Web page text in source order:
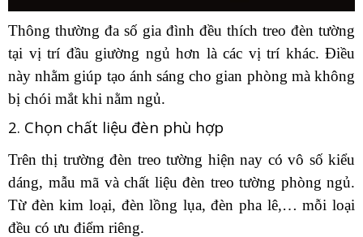
Thông thường đa số gia đình đều thích treo đèn tường
tại vị trí đầu giường ngủ hơn là các vị trí khác. Điều
này nhằm giúp tạo ánh sáng cho gian phòng mà không
bị chói mắt khi nằm ngủ.
2. Chọn chất liệu đèn phù hợp
Trên thị trường đèn treo tường hiện nay có vô số kiểu
dáng, mẫu mã và chất liệu đèn treo tường phòng ngủ.
Từ đèn kim loại, đèn lồng lụa, đèn pha lê,… mỗi loại
đều có ưu điểm riêng.